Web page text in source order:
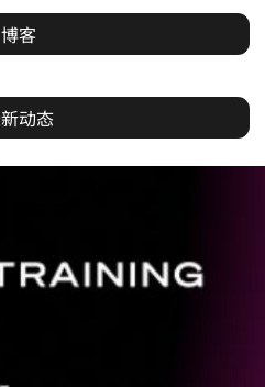
博客
动态